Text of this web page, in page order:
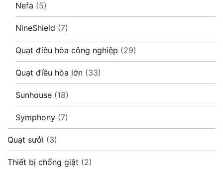
Nefa (5)
NineShield (7)
Quạt điều hòa công nghiệp (29)
Quạt điều hòa lớn (33)
Sunhouse (18)
Symphony (7)
Quạt sưởi (3)
Thiết bị chống giật (2)